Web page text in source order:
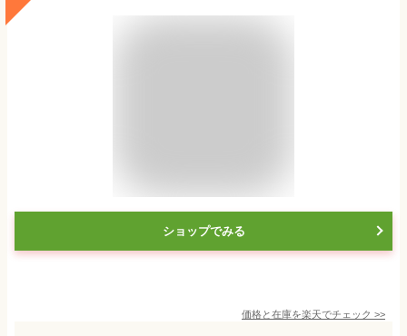
ショップでみる
価格と在庫を楽天でチェック >>